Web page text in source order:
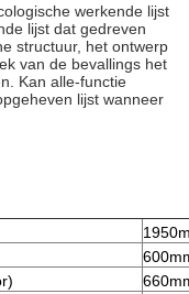
werkende lijst
lijst dat gedreven
structuur, het ontwerp
van de bevallings het
Kan alle-functie
lijst wanneer